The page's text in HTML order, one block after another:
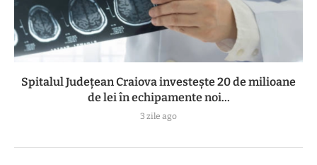
Spitalul Județean Craiova investește 20 de milioane
de lei în echipamente noi...
3 zile ago